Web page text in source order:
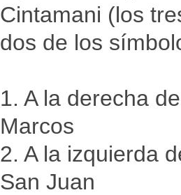
Cintamani (los
dos de los
1. A la derecha
Marcos
2. A la izquierda
San Juan